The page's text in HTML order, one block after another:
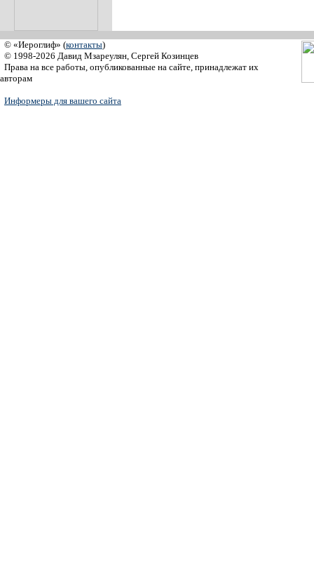
© «Иероглиф» (контакты)
© 1998-2026 Давид Мзареулян, Сергей Козинцев
Права на все работы, опубликованные на сайте, принадлежат их
авторам
Информеры для вашего сайта